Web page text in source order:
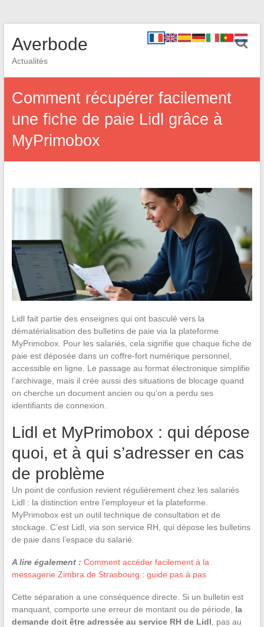
Averbode
Actualités
Comment récupérer facilement
une fiche de paie Lidl grâce à
MyPrimobox
Lidl fait partie des enseignes qui ont basculé vers la
dématérialisation des bulletins de paie via la plateforme
MyPrimobox. Pour les salariés, cela signifie que chaque fiche de
paie est déposée dans un coffre-fort numérique personnel,
accessible en ligne. Le passage au format électronique simplifie
l’archivage, mais il crée aussi des situations de blocage quand
on cherche un document ancien ou qu’on a perdu ses
identifiants de connexion.
Lidl et MyPrimobox : qui dépose
quoi, et à qui s’adresser en cas
de problème
Un point de confusion revient régulièrement chez les salariés
Lidl : la distinction entre l’employeur et la plateforme.
MyPrimobox est un outil technique de consultation et de
stockage. C’est Lidl, via son service RH, qui dépose les bulletins
de paie dans l’espace du salarié.
A lire également : Comment accéder facilement à la
messagerie Zimbra de Strasbourg : guide pas à pas
Cette séparation a une conséquence directe. Si un bulletin est
manquant, comporte une erreur de montant ou de période, la
demande doit être adressée au service RH de Lidl , pas au